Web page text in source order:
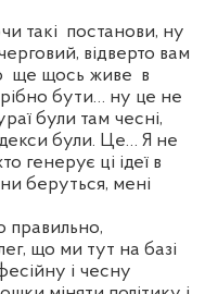
такі постанови, ну
відверто вам
ще щось живе в
бути… ну це не
були там чесні,
були. Це… Я не
генерує ці ідеї в
беруться, мені
що ми тут на базі
і чесну